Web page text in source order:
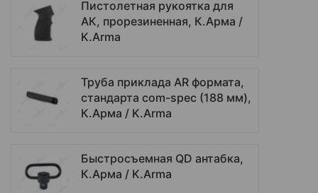
Пистолетная рукоятка для
AК, прорезиненная, К.Арма /
K.Arma
Труба приклада AR формата,
стандарта com-spec (188 мм),
К.Арма / K.Arma
Быстросъемная QD антабка,
К.Арма / K.Arma